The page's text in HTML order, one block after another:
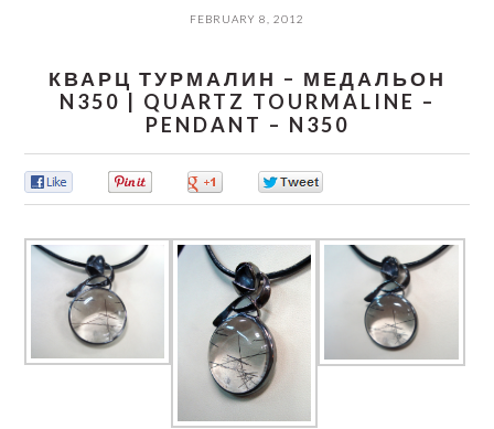
FEBRUARY 8, 2012
КВАРЦ ТУРМАЛИН – МЕДАЛЬОН
N350 | QUARTZ TOURMALINE –
PENDANT – N350